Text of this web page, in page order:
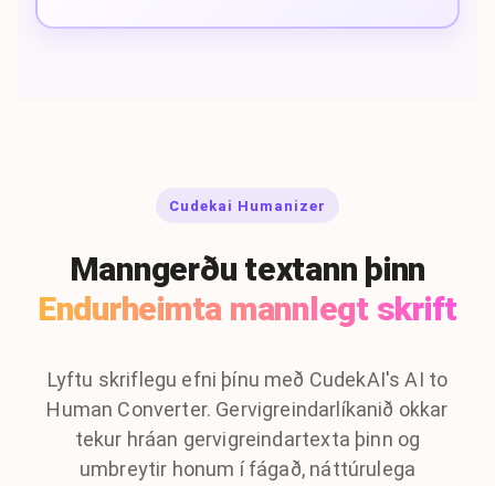
Cudekai Humanizer
Manngerðu textann þinn
Endurheimta mannlegt skrift
Lyftu skriflegu efni þínu með CudekAI's AI to
Human Converter. Gervigreindarlíkanið okkar
tekur hráan gervigreindartexta þinn og
umbreytir honum í fágað, náttúrulega